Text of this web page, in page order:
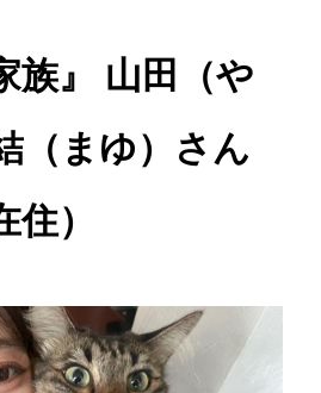
族』 山田（や
（まゆ）さん
住）